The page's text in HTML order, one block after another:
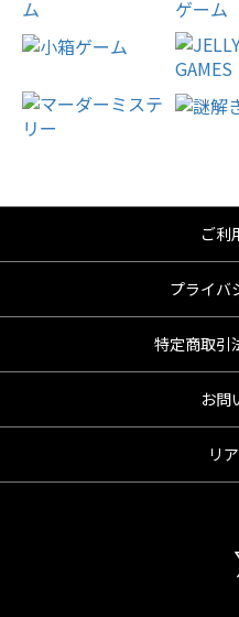
ご利
プライバ
特定商取引
お問
リ